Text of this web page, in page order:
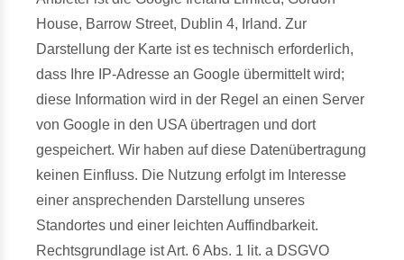
House, Barrow Street, Dublin 4, Irland. Zur
Darstellung der Karte ist es technisch erforderlich,
dass Ihre IP-Adresse an Google übermittelt wird;
diese Information wird in der Regel an einen Server
von Google in den USA übertragen und dort
gespeichert. Wir haben auf diese Datenübertragung
keinen Einfluss. Die Nutzung erfolgt im Interesse
einer ansprechenden Darstellung unseres
Standortes und einer leichten Auffindbarkeit.
Rechtsgrundlage ist Art. 6 Abs. 1 lit. a DSGVO